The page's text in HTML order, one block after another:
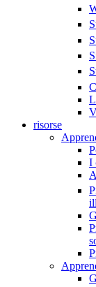
risorse
I